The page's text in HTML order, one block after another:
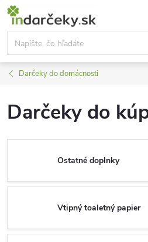
Prejsť
obsah
Darčeky do domácnosti
Darčeky do
Ostatné doplnky
Vtipný toaletný papier